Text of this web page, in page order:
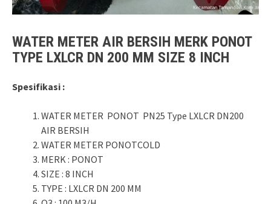
WATER METER AIR BERSIH MERK PONOT
TYPE LXLCR DN 200 MM SIZE 8 INCH
Spesifikasi :
WATER METER PONOT PN25 Type LXLCR DN200
AIR BERSIH
WATER METER PONOTCOLD
MERK : PONOT
SIZE : 8 INCH
TYPE : LXLCR DN 200 MM